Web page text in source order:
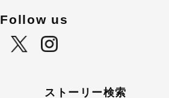
Follow us
ストーリー検索